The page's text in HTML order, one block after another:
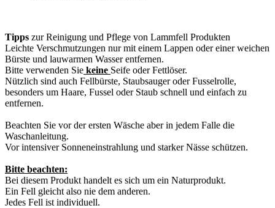
Tipps zur Reinigung und Pflege von Lammfell Produkten
Leichte Verschmutzungen nur mit einem Lappen oder einer weichen
Bürste und lauwarmen Wasser entfernen.
Bitte verwenden Sie keine Seife oder Fettlöser.
Nützlich sind auch Fellbürste, Staubsauger oder Fusselrolle,
besonders um Haare, Fussel oder Staub schnell und einfach zu
entfernen.
Beachten Sie vor der ersten Wäsche aber in jedem Falle die
Waschanleitung.
Vor intensiver Sonneneinstrahlung und starker Nässe schützen.
Bitte beachten:
Bei diesem Produkt handelt es sich um ein Naturprodukt.
Ein Fell gleicht also nie dem anderen.
Jedes Fell ist individuell.